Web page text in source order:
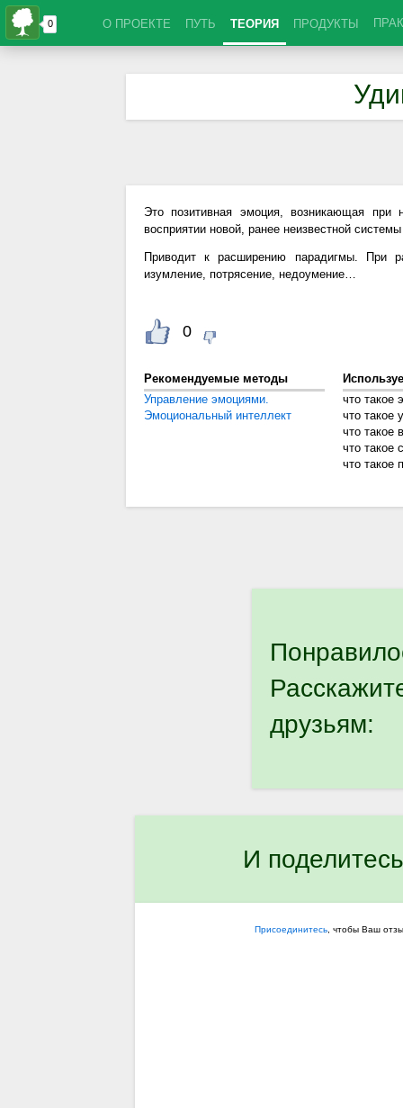
О ПРОЕКТЕ ПУТЬ ТЕОРИЯ ПРОДУКТЫ
Это позитивная эмоция, возникающая
восприятии новой, ранее неизвестной системы
Приводит к расширению парадигмы. При
изумление, потрясение, недоумение…
0
Рекомендуемые методы
Управление эмоциями.
Эмоциональный интеллект
что такое
что такое
что такое
что такое
что такое
друзьям:
И
Присоединитесь , чтобы Ваш